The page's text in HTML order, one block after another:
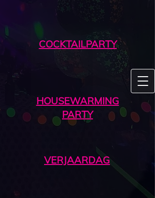
COCKTAILPARTY
HOUSEWARMING
PARTY
VERJAARDAG